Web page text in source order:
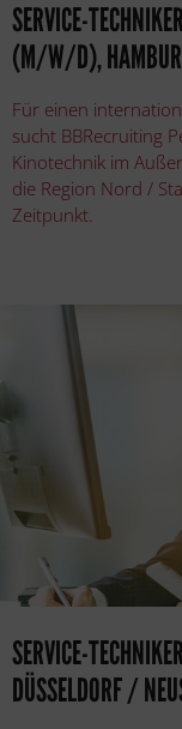
SERVICE-
M/W/D),
Für einen
sucht BBRecruiting
Kinotechnik im
die Region Nord /
Zeitpunkt.
SERVICE-
ÜSSELDORF /